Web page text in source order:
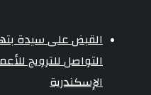
القبض على سيدة
التواصل للترويج
الإسكندرية